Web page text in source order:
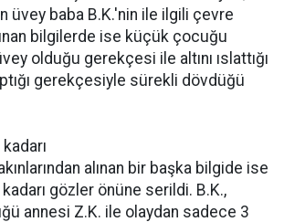
üvey baba B.K.'nin ile ilgili çevre
bilgilerde ise küçük çocuğu
olduğu gerekçesi ile altını ıslattığı
gerekçesiyle sürekli dövdüğü
kadarı
alınan bir başka bilgide ise
kadarı gözler önüne serildi. B.K.,
annesi Z.K. ile olaydan sadece 3